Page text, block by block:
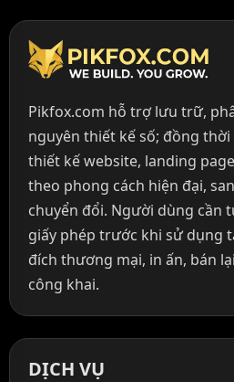
Pikfox.com hỗ trợ lưu trữ,
nguyên thiết kế số; đồng thời
thiết kế website, landing
theo phong cách hiện đại,
chuyển đổi. Người dùng cần
giấy phép trước khi sử dụng
đích thương mại, in ấn, bán
công khai.
DỊCH VỤ